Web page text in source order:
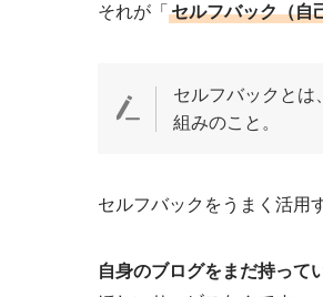
それが「 セルフバック（自
セルフバックとは
組みのこと。
セルフバックをうまく活用
自身のブログをまだ持って